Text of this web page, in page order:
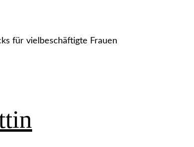
für vielbeschäftigte Frauen